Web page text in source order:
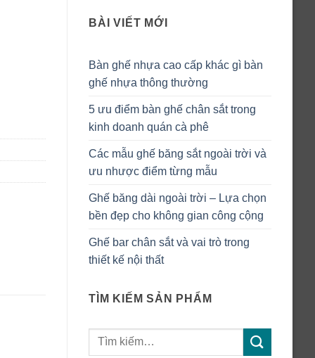
BÀI VIẾT MỚI
Bàn ghế nhựa cao cấp khác gì bàn
ghế nhựa thông thường
5 ưu điểm bàn ghế chân sắt trong
kinh doanh quán cà phê
Các mẫu ghế băng sắt ngoài trời và
ưu nhược điểm từng mẫu
Ghế băng dài ngoài trời – Lựa chọn
bền đẹp cho không gian công cộng
Ghế bar chân sắt và vai trò trong
thiết kế nội thất
TÌM KIẾM SẢN PHẨM
Tìm